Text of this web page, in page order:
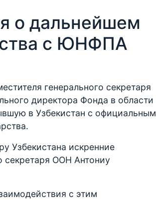
о дальнейшем
с ЮНФПА
генерального секретаря
директора Фонда в области
в Узбекистан с официальным
Узбекистана искренние
секретаря ООН Антониу
с этим